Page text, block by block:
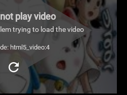
play video.
trying to load the video.
html5_video:4